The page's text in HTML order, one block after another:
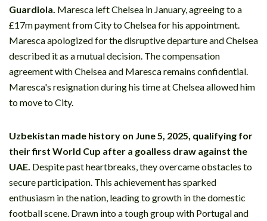
Guardiola. Maresca left Chelsea in January, agreeing to a
£17m payment from City to Chelsea for his appointment.
Maresca apologized for the disruptive departure and Chelsea
described it as a mutual decision. The compensation
agreement with Chelsea and Maresca remains confidential.
Maresca's resignation during his time at Chelsea allowed him
to move to City.
Uzbekistan made history on June 5, 2025, qualifying for
their first World Cup after a goalless draw against the
UAE. Despite past heartbreaks, they overcame obstacles to
secure participation. This achievement has sparked
enthusiasm in the nation, leading to growth in the domestic
football scene. Drawn into a tough group with Portugal and